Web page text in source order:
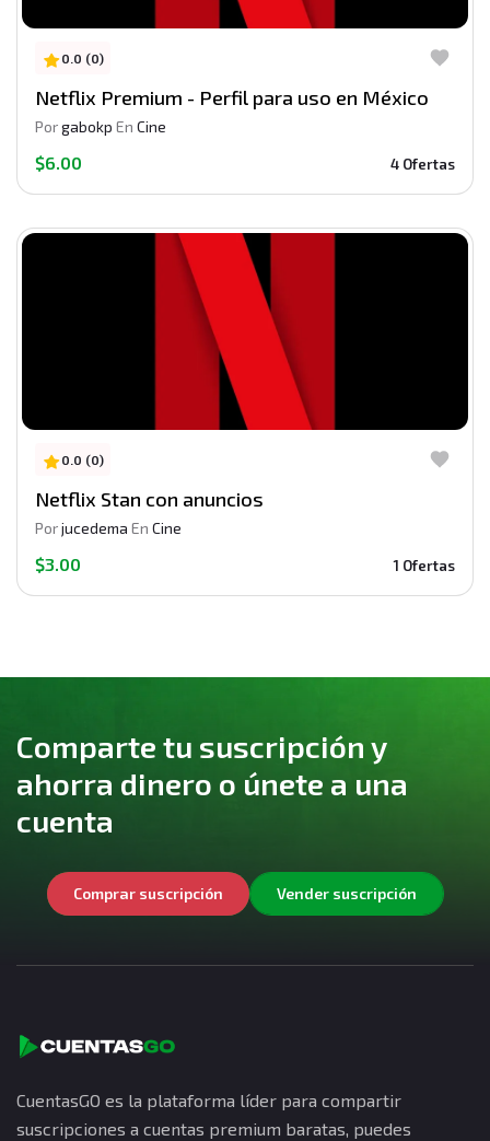
0.0 (0)
Netflix Premium - Perfil para uso en México
Porgabokp En Cine
$6.00 4 Ofertas
0.0 (0)
Netflix Stan con anuncios
Porjucedema En Cine
$3.00 1 Ofertas
Comparte tu suscripción y
ahorra dinero o únete a una
cuenta
Comprar suscripción Vender suscripción
CuentasGO es la plataforma líder para compartir
suscripciones a cuentas premium baratas, puedes